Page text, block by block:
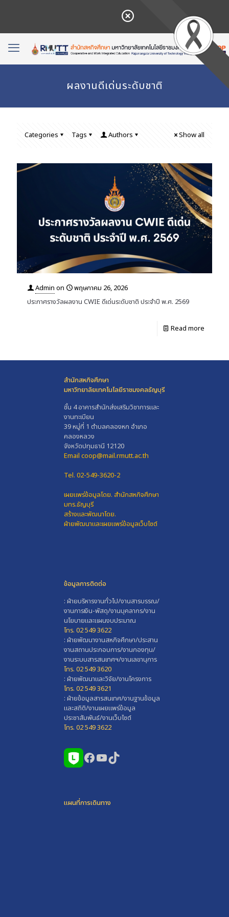
ผลงานดีเด่นระดับชาติ
Categories Tags Authors Show all
Admin on
พฤษภาคม 26, 2026
ประกาศรางวัลผลงาน CWIE ดีเด่นระดับชาติ ประจำปี พ.ศ. 2569
Read more
สำนักสหกิจศึกษา
มหาวิทยาลัยเทคโนโลยีราชมงคลธัญบุรี
ชั้น 4 อาคารสำนักส่งเสริมวิชาการและ
งานทะเบียน
39 หมู่ที่ 1 ตำบลคลองหก อำเภอ
คลองหลวง
จังหวัดปทุมธานี 12120
Email coop@mail.rmutt.ac.th
Tel. 02-549-3620-2
เผยแพร่ข้อมูลโดย. สำนักสหกิจศึกษา
มทร.ธัญบุรี
สร้างและพัฒนาโดย.
ฝ่ายพัฒนาและเผยแพร่ข้อมูลเว็บไซต์
ข้อมูลการติดต่อ
: ฝ่ายบริหารงานทั่วไป/งานสารบรรณ/
งานการเงิน-พัสดุ/งานบุคลากร/งาน
นโยบายและแผนงบประมาณ
โทร. 02 549 3622
: ฝ่ายพัฒนางานสหกิจศึกษา/ประสาน
งานสถานประกอบการ/งานกองทุน/
งานระบบสารสนเทศฯ/งานเลขานุการ
โทร. 02 549 3620
: ฝ่ายพัฒนาและวิจัย/งานโครงการ
โทร. 02 549 3621
: ฝ่ายข้อมูลสารสนเทศ/งานฐานข้อมูล
และสถิติ/งานเผยแพร่ข้อมูล
ประชาสัมพันธ์/งานเว็บไซต์
โทร. 02 549 3622
Facebook
YouTube
TikTok
แผนที่การเดินทาง